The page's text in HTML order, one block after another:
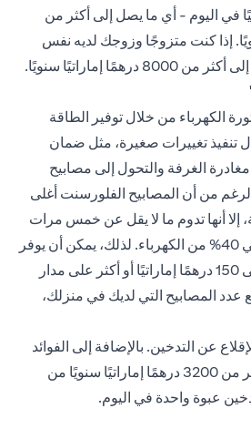
إماراتيًا في اليوم - أي ما يصل إلى أكثر من
إذا كنت متزوجًا وزوجك لديه نفس
إماراتيًا سنويًا.
الكهرباء من خلال توفير الطاقة
تنفيذ تغييرات صغيرة، مثل ضمان
الغرفة والتحول إلى مصابيح
من أن المصابيح الفلورسنت أغلى
إلا أنها تدوم ما لا يقل عن خمس مرات
أكثر وتستهلك فقط حوالي 40% من الكهرباء. لذلك، يمكن أن يوفر
كل مصباح لك ما يصل إلى 150 درهمًا إماراتيًا أو أكثر على مدار
عدد المصابيح التي لديك في منزلك،
عن التدخين. بالإضافة إلى الفوائد
الصحية، يمكنك توفير أكثر من 3200 درهمًا إماراتيًا سنويًا من
عبوة واحدة في اليوم.